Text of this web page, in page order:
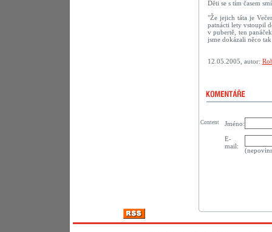
Děti se s tím časem
"Že jejich táta je
patnácti lety vstoupil
v pubertě, ten
jsme dokázali něco
12.05.2005, autor:
Jméno:
E-
mail:
Content